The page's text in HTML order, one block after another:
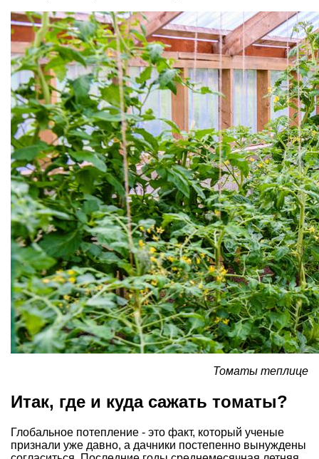
Томаты теплице
Итак, где и куда сажать томаты?
Глобальное потепление - это факт, который ученые
признали уже давно, а дачники постепенно вынуждены